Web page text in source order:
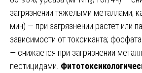
загрязнении тяжелыми металлами;
мин) — при загрязнении растет или
зависимости от токсиканта;
— снижается при загрязнении
пестицидами.